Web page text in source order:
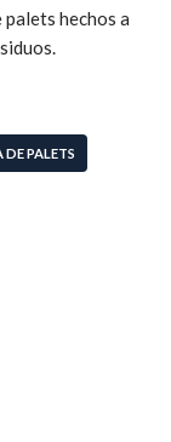
hechos a
DE PALETS